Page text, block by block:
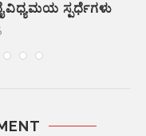
ಸ್ಪರ್ಧೆಗಳು